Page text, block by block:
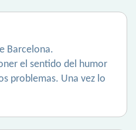
Barcelona.
el sentido del humor
problemas. Una vez lo